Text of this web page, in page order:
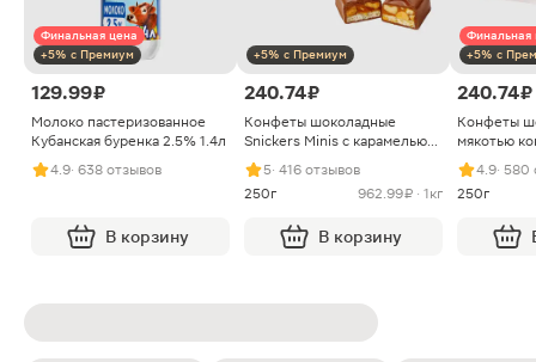
Финальная цена
+5% с Премиум
129.99 ₽
Молоко пастеризованное
Кубанская буренка 2.5% 1.4л
4.9· 638 отзывов
В корзину
+5% с Премиум
240.74 ₽
Конфеты шоколадные
Snickers Minis с карамелью
арахисом и нугой
5· 416 отзывов
250г
962.99 ₽ · 1кг
В корзину
Финальная
+5% с
240.74 ₽
Конфеты
мякотью
4.9· 580
250г